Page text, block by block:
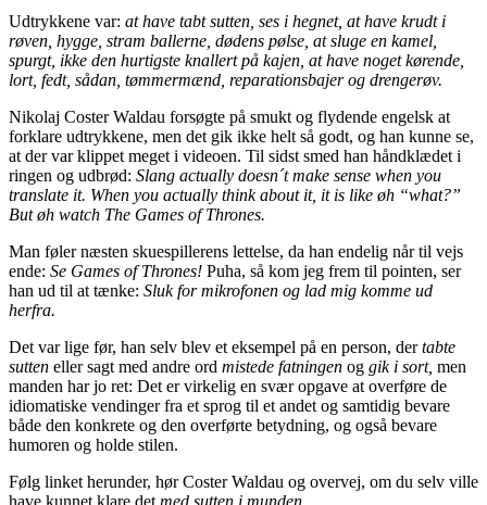
Udtrykkene var: at have tabt sutten, ses i hegnet, at have krudt i
røven, hygge, stram ballerne, dødens pølse, at sluge en kamel,
spurgt, ikke den hurtigste knallert på kajen, at have noget kørende,
lort, fedt, sådan, tømmermænd, reparationsbajer og drengerøv.
Nikolaj Coster Waldau forsøgte på smukt og flydende engelsk at
forklare udtrykkene, men det gik ikke helt så godt, og han kunne se,
at der var klippet meget i videoen. Til sidst smed han håndklædet i
ringen og udbrød: Slang actually doesn´t make sense when you
translate it. When you actually think about it, it is like øh “what?”
But øh watch The Games of Thrones.
Man føler næsten skuespillerens lettelse, da han endelig når til vejs
ende: Se Games of Thrones! Puha, så kom jeg frem til pointen, ser
han ud til at tænke: Sluk for mikrofonen og lad mig komme ud
herfra.
Det var lige før, han selv blev et eksempel på en person, dertabte
sutten eller sagt med andre ord mistede fatningen og gik i sort, men
manden har jo ret: Det er virkelig en svær opgave at overføre de
idiomatiske vendinger fra et sprog til et andet og samtidig bevare
både den konkrete og den overførte betydning, og også bevare
humoren og holde stilen.
Følg linket herunder, hør Coster Waldau og overvej, om du selv ville